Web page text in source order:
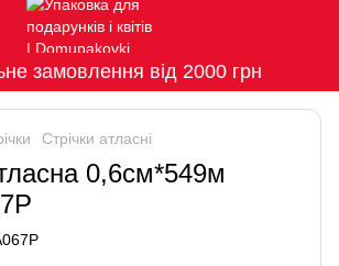
замовлення від 2000 грн
Стрічки атласні
0,6см*549м